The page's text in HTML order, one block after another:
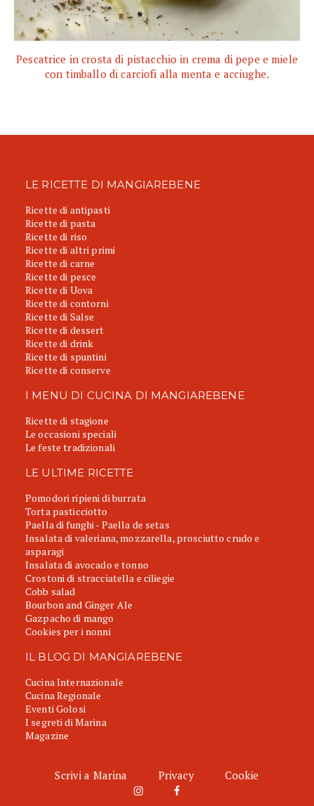
Pescatrice in crosta di pistacchio in crema di pepe e miele
con timballo di carciofi alla menta e acciughe.
LE RICETTE DI MANGIAREBENE
Ricette di antipasti
Ricette di pasta
Ricette di riso
Ricette di altri primi
Ricette di carne
Ricette di pesce
Ricette di Uova
Ricette di contorni
Ricette di Salse
Ricette di dessert
Ricette di drink
Ricette di spuntini
Ricette di conserve
I MENU DI CUCINA DI MANGIAREBENE
Ricette di stagione
Le occasioni speciali
Le feste tradizionali
LE ULTIME RICETTE
Pomodori ripieni di burrata
Torta pasticciotto
Paella di funghi - Paella de setas
Insalata di valeriana, mozzarella, prosciutto crudo e
asparagi
Insalata di avocado e tonno
Crostoni di stracciatella e ciliegie
Cobb salad
Bourbon and Ginger Ale
Gazpacho di mango
Cookies per i nonni
IL BLOG DI MANGIAREBENE
Cucina Internazionale
Cucina Regionale
Eventi Golosi
I segreti di Marina
Magazine
Scrivi a Marina Privacy Cookie